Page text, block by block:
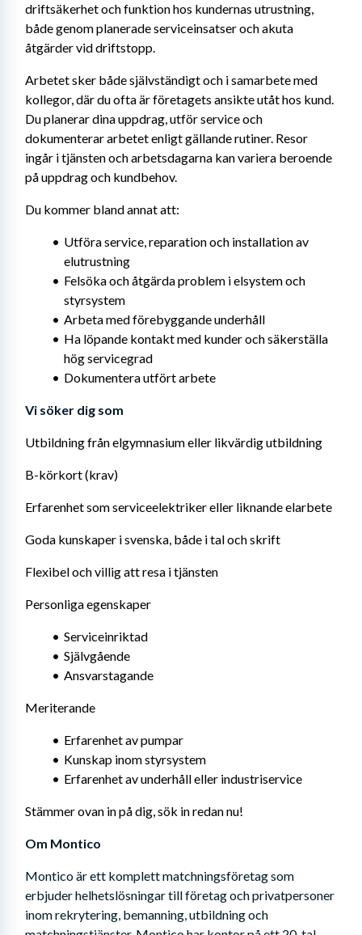
driftsäkerhet och funktion hos kundernas utrustning,
både genom planerade serviceinsatser och akuta
åtgärder vid driftstopp.
Arbetet sker både självständigt och i samarbete med
kollegor, där du ofta är företagets ansikte utåt hos kund.
Du planerar dina uppdrag, utför service och
dokumenterar arbetet enligt gällande rutiner. Resor
ingår i tjänsten och arbetsdagarna kan variera beroende
på uppdrag och kundbehov.
Du kommer bland annat att:
Utföra service, reparation och installation av
elutrustning
Felsöka och åtgärda problem i elsystem och
styrsystem
Arbeta med förebyggande underhåll
Ha löpande kontakt med kunder och säkerställa
hög servicegrad
Dokumentera utfört arbete
Vi söker dig som
Utbildning från elgymnasium eller likvärdig utbildning
B-körkort (krav)
Erfarenhet som serviceelektriker eller liknande elarbete
Goda kunskaper i svenska, både i tal och skrift
Flexibel och villig att resa i tjänsten
Personliga egenskaper
Serviceinriktad
Självgående
Ansvarstagande
Meriterande
Erfarenhet av pumpar
Kunskap inom styrsystem
Erfarenhet av underhåll eller industriservice
Stämmer ovan in på dig, sök in redan nu!
Om Montico
Montico är ett komplett matchningsföretag som
erbjuder helhetslösningar till företag och privatpersoner
inom rekrytering, bemanning, utbildning och